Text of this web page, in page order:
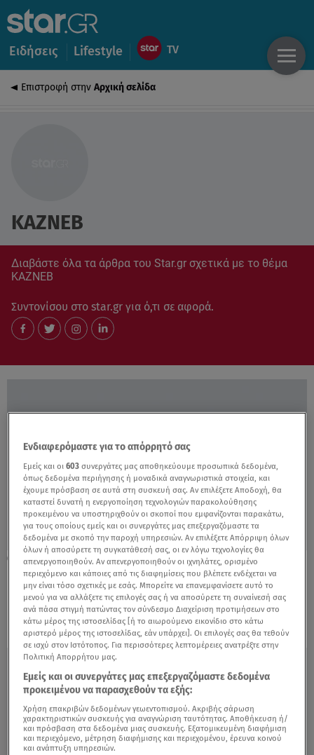
Ειδήσεις Lifestyle
Επιστροφή στην Αρχική σελίδα
ΚΑΖΝΕΒ
Διαβάστε όλα τα άρθρα του Star.gr σχετικά με το θέμα
ΚΑΖΝΕΒ
Συντονίσου στο star.gr για ό,τι σε αφορά.
03.03.17, 19:16
Παυλόπουλος σε Καζνέβ: Καθοριστικός ο
ρόλος της Γαλλίας για τη συνοχή της
Ευρώπης
Ενδιαφερόμαστε για το απόρρητό σας
Εμείς και οι603 συνεργάτες μας αποθηκεύουμε προσωπικά δεδομένα,
όπως δεδομένα περιήγησης ή μοναδικά αναγνωριστικά στοιχεία, και
έχουμε πρόσβαση σε αυτά στη συσκευή σας. Αν επιλέξετε Αποδοχή, θα
καταστεί δυνατή η ενεργοποίηση τεχνολογιών παρακολούθησης
προκειμένου να υποστηριχθούν οι σκοποί που εμφανίζονται παρακάτω,
για τους οποίους εμείς και οι συνεργάτες μας επεξεργαζόμαστε τα
δεδομένα με σκοπό την παροχή υπηρεσιών. Αν επιλέξετε Απόρριψη όλων
όλων ή αποσύρετε τη συγκατάθεσή σας, οι εν λόγω τεχνολογίες θα
απενεργοποιηθούν. Αν απενεργοποιηθούν οι ιχνηλάτες, ορισμένο
περιεχόμενο και κάποιες από τις διαφημίσεις που βλέπετε ενδέχεται να
μην είναι τόσο σχετικές με εσάς. Μπορείτε να επανεμφανίσετε αυτό το
μενού για να αλλάξετε τις επιλογές σας ή να αποσύρετε τη συναίνεσή σας
ανά πάσα στιγμή πατώντας τον σύνδεσμο Διαχείριση προτιμήσεων στο
κάτω μέρος της ιστοσελίδας [ή το αιωρούμενο εικονίδιο στο κάτω
αριστερό μέρος της ιστοσελίδας, εάν υπάρχει]. Οι επιλογές σας θα τεθούν
σε ισχύ στον Ιστότοπος. Για περισσότερες λεπτομέρειες ανατρέξτε στην
Πολιτική Απορρήτου μας.
Εμείς και οι συνεργάτες μας επεξεργαζόμαστε δεδομένα
προκειμένου να παρασχεθούν τα εξής:
Χρήση επακριβών δεδομένων γεωεντοπισμού. Ακριβής σάρωση
χαρακτηριστικών συσκευής για αναγνώριση ταυτότητας. Αποθήκευση ή/
και πρόσβαση στα δεδομένα μιας συσκευής. Εξατομικευμένη διαφήμιση
και περιεχόμενο, μέτρηση διαφήμισης και περιεχομένου, έρευνα κοινού
και ανάπτυξη υπηρεσιών.